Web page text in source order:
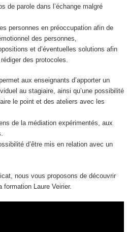
de parole dans l’échange malgré
personnes en préoccupation afin de
des personnes,
et d’éventuelles solutions afin
des protocoles.
aux enseignants d’apporter un
au stagiaire, ainsi qu’une possibilité
le point et des ateliers avec les
de la médiation expérimentés, aux
d’être mis en relation avec un
nous vous proposons de découvrir
formation Laure Veirier.